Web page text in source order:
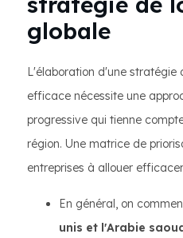
globale
L'élaboration d'une stratégie
efficace nécessite une
progressive qui tienne
région. Une matrice de
entreprises à allouer
En général, on
unis et l'Arabie